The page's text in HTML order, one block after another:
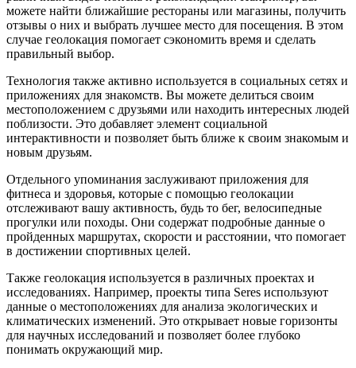
можете найти ближайшие рестораны или магазины, получить
отзывы о них и выбрать лучшее место для посещения. В этом
случае геолокация помогает сэкономить время и сделать
правильный выбор.
Технология также активно используется в социальных сетях и
приложениях для знакомств. Вы можете делиться своим
местоположением с друзьями или находить интересных людей
поблизости. Это добавляет элемент социальной
интерактивности и позволяет быть ближе к своим знакомым и
новым друзьям.
Отдельного упоминания заслуживают приложения для
фитнеса и здоровья, которые с помощью геолокации
отслеживают вашу активность, будь то бег, велосипедные
прогулки или походы. Они содержат подробные данные о
пройденных маршрутах, скорости и расстоянии, что помогает
в достижении спортивных целей.
Также геолокация используется в различных проектах и
исследованиях. Например, проекты типа Seres используют
данные о местоположениях для анализа экологических и
климатических изменений. Это открывает новые горизонты
для научных исследований и позволяет более глубоко
понимать окружающий мир.